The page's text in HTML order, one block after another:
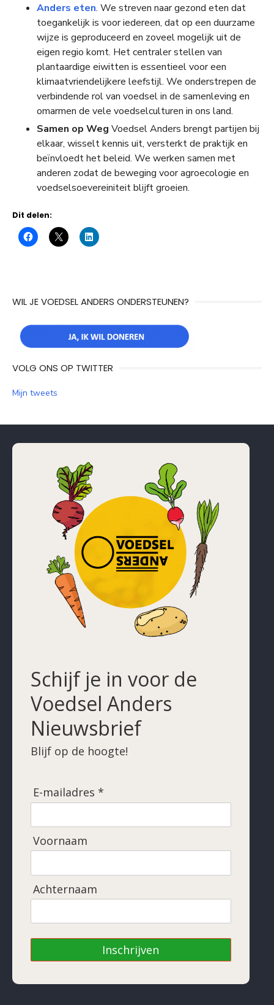
Anders eten. We streven naar gezond eten dat
toegankelijk is voor iedereen, dat op een duurzame
wijze is geproduceerd en zoveel mogelijk uit de
eigen regio komt. Het centraler stellen van
plantaardige eiwitten is essentieel voor een
klimaatvriendelijkere leefstijl. We onderstrepen de
verbindende rol van voedsel in de samenleving en
omarmen de vele voedselculturen in ons land.
Samen op Weg Voedsel Anders brengt partijen bij
elkaar, wisselt kennis uit, versterkt de praktijk en
beïnvloedt het beleid. We werken samen met
anderen zodat de beweging voor agroecologie en
voedselsoevereiniteit blijft groeien.
Dit delen:
WIL JE VOEDSEL ANDERS ONDERSTEUNEN?
VOLG ONS OP TWITTER
Mijn tweets
Schijf je in voor de
Voedsel Anders
Nieuwsbrief
Blijf op de hoogte!
E-mailadres *
Voornaam
Achternaam
Inschrijven